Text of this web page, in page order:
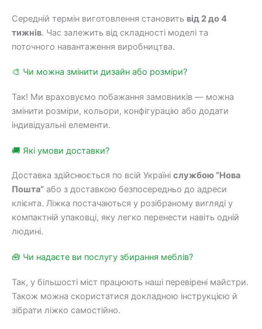
Середній термін виготовлення становить від 2 до 4
тижнів. Час залежить від складності моделі та
поточного навантаження виробництва.
🎨 Чи можна змінити дизайн або розміри?
Так! Ми враховуємо побажання замовників — можна
змінити розміри, кольори, конфігурацію або додати
індивідуальні елементи.
🚚 Які умови доставки?
Доставка здійснюється по всій Україні службою “Нова
Пошта” або з доставкою безпосередньо до адреси
клієнта. Ліжка постачаються у розібраному вигляді у
компактній упаковці, яку легко перенести навіть одній
людині.
🧰 Чи надаєте ви послугу збирання меблів?
Так, у більшості міст працюють наші перевірені майстри.
Також можна скористатися докладною інструкцією й
зібрати ліжко самостійно.